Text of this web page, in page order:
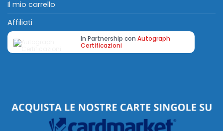
Il mio carrello
Affiliati
In Partnership con Autograph
Certificazioni